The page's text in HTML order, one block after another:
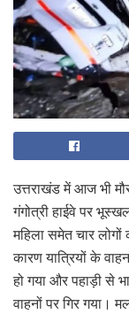
उत्तराखंड में आज भी
गंगोत्री हाईवे पर
महिला समेत चार लोगों
कारण यात्रियों के
हो गया और पहाड़ी से
वाहनों पर गिर गया।